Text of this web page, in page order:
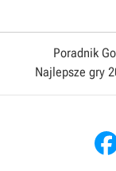
Poradnik
Najlepsze gry